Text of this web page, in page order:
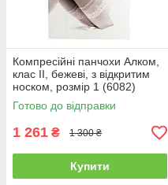
Компресійні панчохи Алком,
клас II, бежеві, з відкритим
носком, розмір 1 (6082)
Готово до відправки
1 261 ₴ 1 300 ₴
Купити